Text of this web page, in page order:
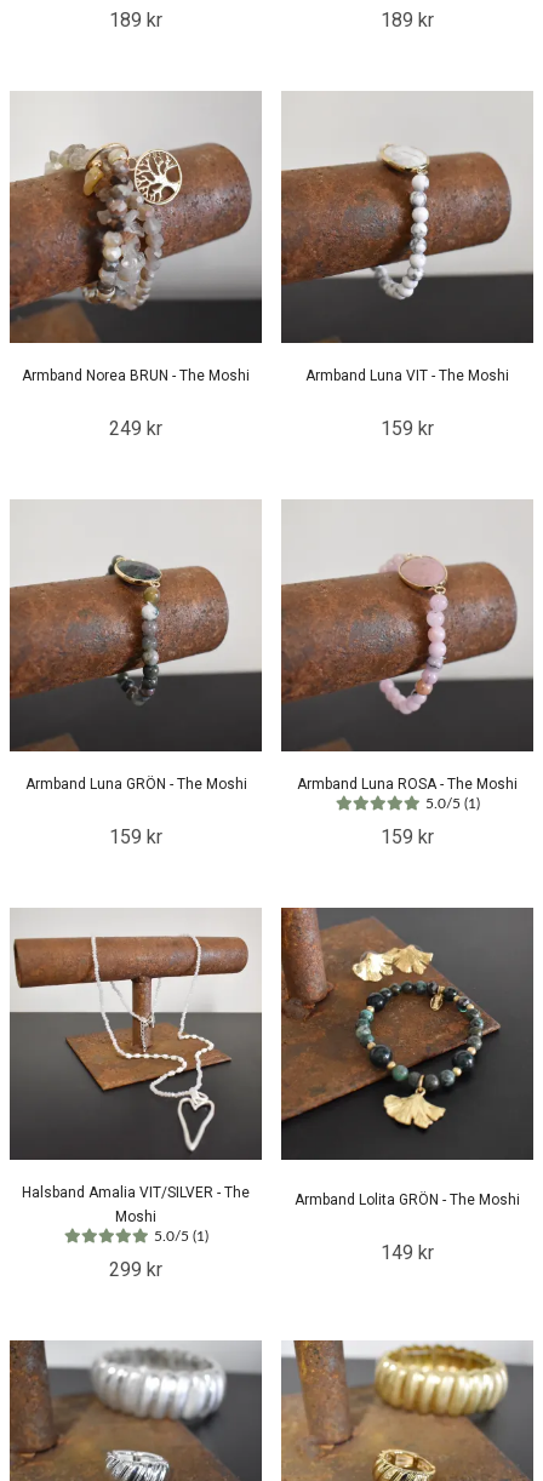
189 kr 189 kr
Armband Norea BRUN - The Moshi
249 kr
Armband Luna VIT - The Moshi
159 kr
Armband Luna GRÖN - The Moshi
159 kr
Armband Luna ROSA - The Moshi
5.0/5 (1)
159 kr
Halsband Amalia VIT/SILVER - The
Moshi
5.0/5 (1)
299 kr
Armband Lolita GRÖN - The Moshi
149 kr